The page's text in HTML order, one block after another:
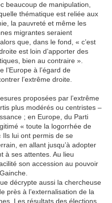
beaucoup de manipulation,
thématique est reliée aux
la pauvreté et même les
migrantes seraient
que, dans le fond, « c’est
est loin d’apporter des
bien au contraire ».
l’Europe à l’égard de
l’extrême droite.
proposées par l’extrême
plus modérés ou centristes –
; en Europe, du Parti
« toute la logorrhée de
Ils lui ont permis de se
en allant jusqu’à adopter
à ses attentes. Au lieu
son accession au pouvoir
décrypte aussi la chercheuse
près à l’externalisation de la
Les résultats des élections